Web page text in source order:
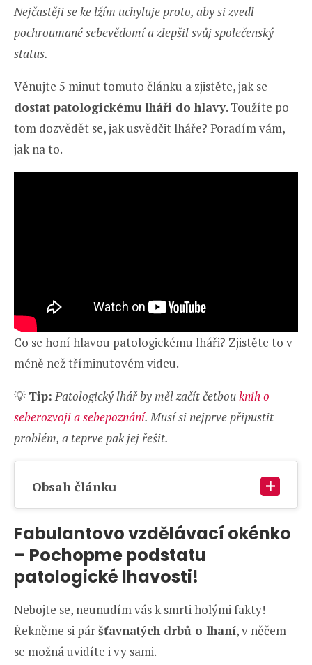
Nejčastěji se ke lžím uchyluje proto, aby si zvedl
pochroumané sebevědomía zlepšil svůj společenský
status.
Věnujte 5 minut tomuto článku a zjistěte, jak se
dostat patologickému lháři do hlavy. Toužíte po
tom dozvědět se, jak usvědčit lháře? Poradím vám,
jak na to.
Co se honí hlavou patologickému lháři? Zjistěte to v
méně než tříminutovém videu.
💡 Tip: Patologický lhář by měl začít četbouknih o
seberozvoji a sebepoznání. Musí si nejprve připustit
problém, a teprve pak jej řešit.
Obsah článku
Fabulantovo vzdělávací okénko
– Pochopme podstatu
patologické lhavosti!
Nebojte se, neunudím vás k smrti holými fakty!
Řekněme si páršťavnatých drbů o lhaní, v něčem
se možná uvidíte i vy sami.